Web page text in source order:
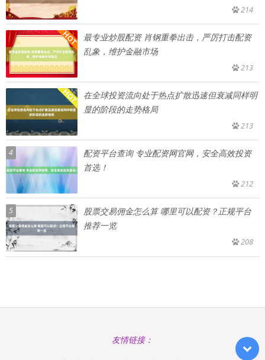
214
最专业炒股配资 肖钢重拳出击，严厉打击配资
乱象，维护金融市场
213
在全球投资流向处于热点扩散迅速但衰减同样明
显的阶段的走势格局
213
4
配资平台查询 专业配资网官网，安全高效投资
首选！
212
5
股票交易佣金怎么算 哪里可以配资？正规平台
推荐一览
208
友情链接：